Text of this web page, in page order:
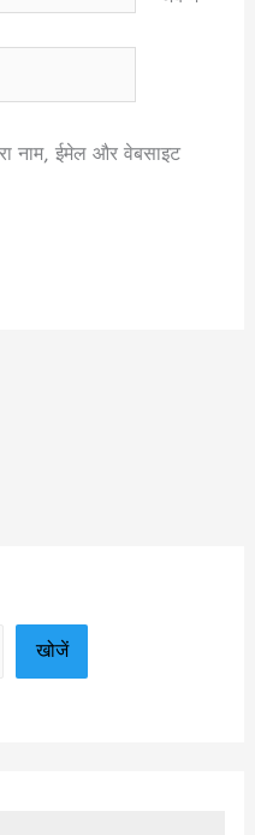
नाम, ईमेल और वेबसाइट
खोजें